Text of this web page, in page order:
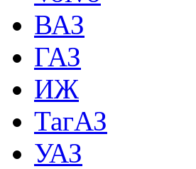
ВАЗ
ГАЗ
ИЖ
ТагАЗ
УАЗ